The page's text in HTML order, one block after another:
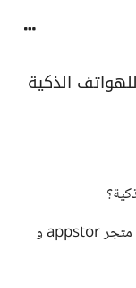
الذكية
لبناء تطبيقات جديدة ليست موجودة على متجر appstor و